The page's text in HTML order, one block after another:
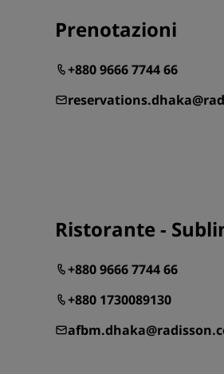
Prenotazioni
+880 9666 7744 66
Ristorante -
+880 9666 7744 66
+880 1730089130